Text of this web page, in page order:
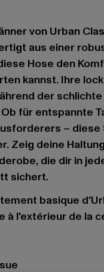
von Urban
aus einer
Hose den
kannst. Ihre
der
für entspannte
– diese
Zeig deine
die dir in
sichert.
basique